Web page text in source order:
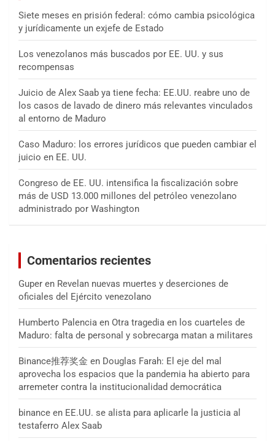
Siete meses en prisión federal: cómo cambia psicológica
y jurídicamente un exjefe de Estado
Los venezolanos más buscados por EE. UU. y sus
recompensas
Juicio de Alex Saab ya tiene fecha: EE.UU. reabre uno de
los casos de lavado de dinero más relevantes vinculados
al entorno de Maduro
Caso Maduro: los errores jurídicos que pueden cambiar el
juicio en EE. UU.
Congreso de EE. UU. intensifica la fiscalización sobre
más de USD 13.000 millones del petróleo venezolano
administrado por Washington
Comentarios recientes
Guper en Revelan nuevas muertes y deserciones de
oficiales del Ejército venezolano
Humberto Palencia en Otra tragedia en los cuarteles de
Maduro: falta de personal y sobrecarga matan a militares
Binance推荐奖金 en Douglas Farah: El eje del mal
aprovecha los espacios que la pandemia ha abierto para
arremeter contra la institucionalidad democrática
binance en EE.UU. se alista para aplicarle la justicia al
testaferro Alex Saab